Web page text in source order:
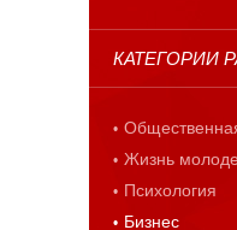
КАТЕГОРИИ
Жизнь
Психология
Бизнес